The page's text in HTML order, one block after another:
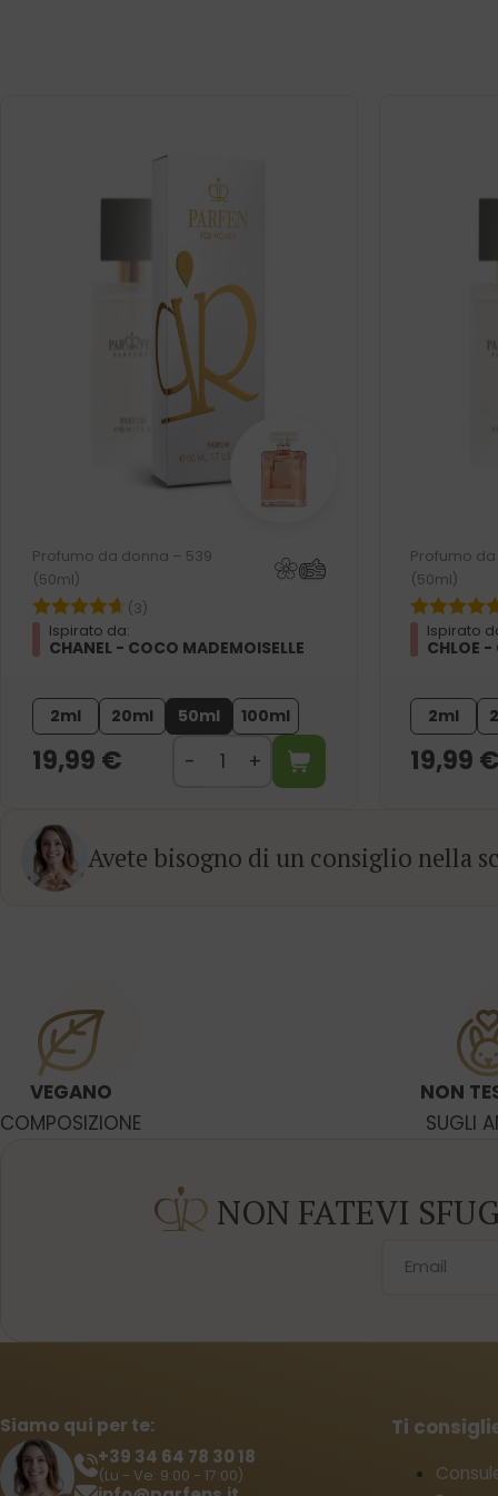
Profumo da donna – 539
(50ml)
(3)
Ispirato da:
CHANEL - COCO MADEMOISELLE
2ml 20ml 50ml 100ml
19,99 €
Profumo
(50ml)
Ispirato
CHLOE -
2ml
19,99
Avete bisogno di un consiglio nella
VEGANO
COMPOSIZIONE
NON
SUGLI
NON FATEVI
Siamo qui per te:
+39 34 64 78 30 18
(Lu - Ve: 9:00 - 17:00)
Ti